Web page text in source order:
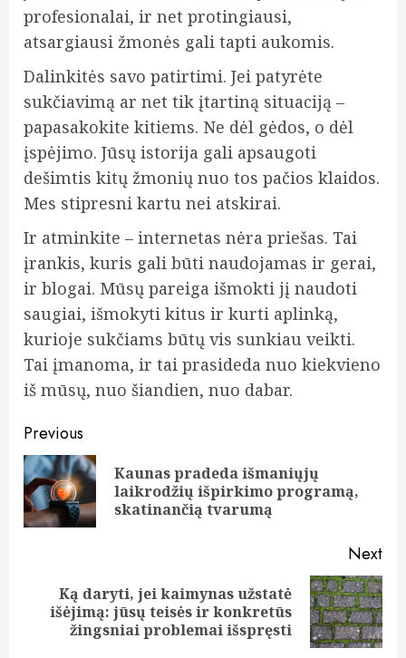
profesionalai, ir net protingiausi,
atsargiausi žmonės gali tapti aukomis.
Dalinkitės savo patirtimi. Jei patyrėte
sukčiavimą ar net tik įtartiną situaciją –
papasakokite kitiems. Ne dėl gėdos, o dėl
įspėjimo. Jūsų istorija gali apsaugoti
dešimtis kitų žmonių nuo tos pačios klaidos.
Mes stipresni kartu nei atskirai.
Ir atminkite – internetas nėra priešas. Tai
įrankis, kuris gali būti naudojamas ir gerai,
ir blogai. Mūsų pareiga išmokti jį naudoti
saugiai, išmokyti kitus ir kurti aplinką,
kurioje sukčiams būtų vis sunkiau veikti.
Tai įmanoma, ir tai prasideda nuo kiekvieno
iš mūsų, nuo šiandien, nuo dabar.
Post
navigation
Previous
Kaunas pradeda išmaniųjų
laikrodžių išpirkimo programą,
skatinančią tvarumą
Next
Next
Ką daryti, jei kaimynas užstatė
išėjimą: jūsų teisės ir konkretūs
žingsniai problemai išspręsti